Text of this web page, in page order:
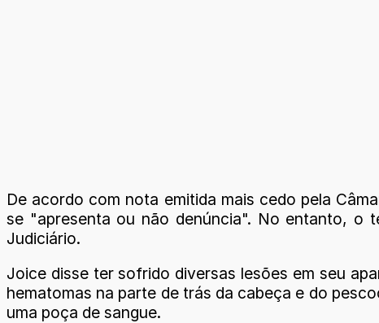
De acordo com nota emitida mais cedo pela
se "apresenta ou não denúncia". No entanto, o
Judiciário.
Joice disse ter sofrido diversas lesões em seu
hematomas na parte de trás da cabeça e do
uma poça de sangue.